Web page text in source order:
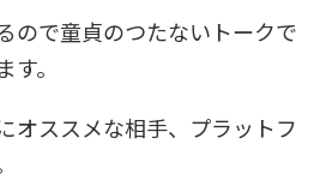
ので童貞のつたないトークで
。
オススメな相手、プラットフ